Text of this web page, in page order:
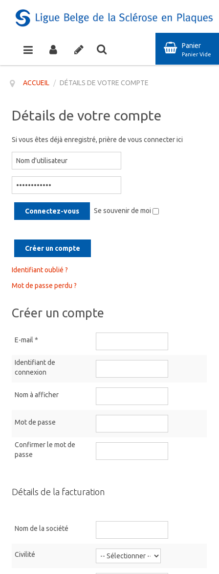
Panier
Panier Vide
ACCUEIL / DÉTAILS DE VOTRE COMPTE
Détails de votre compte
Si vous êtes déjà enregistré, prière de vous connecter ici
Se souvenir de moi
Créer un compte
Identifiant oublié ?
Mot de passe perdu ?
Créer un compte
E-mail *
Identifiant de
connexion
Nom à afficher
Mot de passe
Confirmer le mot de
passe
Détails de la facturation
Nom de la société
Civilité